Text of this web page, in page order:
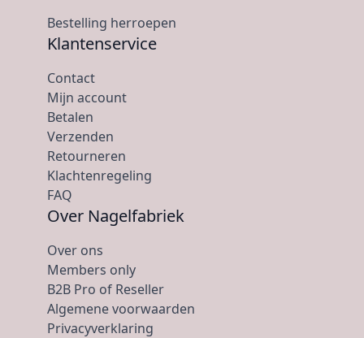
Bestelling herroepen
Klantenservice
Contact
Mijn account
Betalen
Verzenden
Retourneren
Klachtenregeling
FAQ
Over Nagelfabriek
Over ons
Members only
B2B Pro of Reseller
Algemene voorwaarden
Privacyverklaring